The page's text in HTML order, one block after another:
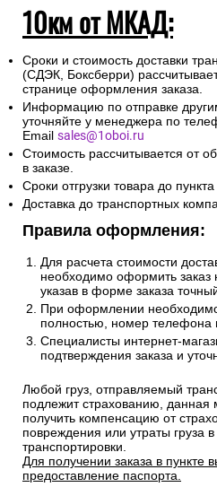
10км от МКАД:
Сроки и стоимость доставки
(СДЭК, Боксберри)
странице оформления заказа.
Информацию по отправке
уточняйте у менеджера по
Email sales@1oboi.ru
Стоимость рассчитывается от
в заказе.
Сроки отгрузки товара до
Доставка до транспортных
Правила оформления:
Для расчета стоимости
необходимо оформить
указав в форме заказа
При оформлении
полностью, номер телефона
Специалисты интернет-
подтверждения заказа и
Любой груз, отправляемый
подлежит страхованию, данная
получить компенсацию от
повреждения или утраты груза
транспортировки.
Для получении заказа в пункте
предоставление паспорта.